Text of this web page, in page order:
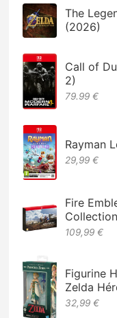
The
(2026)
Call of
2)
79.99 €
Rayman
29,99 €
Fire
109,99 €
Figurine
Zelda
32,99 €